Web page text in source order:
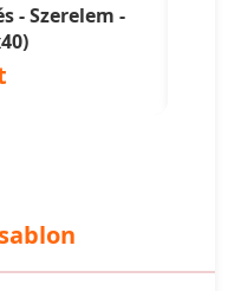
- Szerelem -